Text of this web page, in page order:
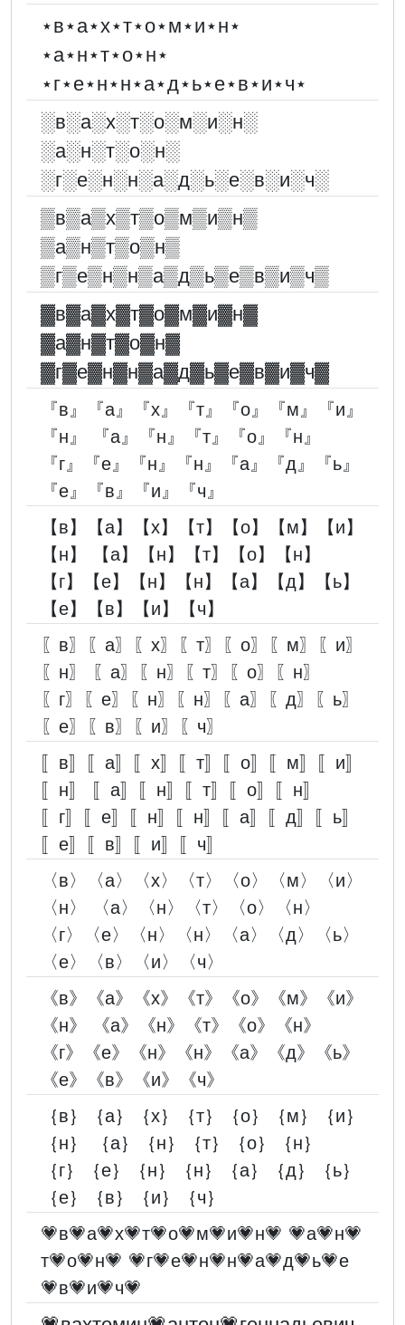
⋆в⋆а⋆х⋆т⋆о⋆м⋆и⋆н⋆
⋆а⋆н⋆т⋆о⋆н⋆
⋆г⋆е⋆н⋆н⋆а⋆д⋆ь⋆е⋆в⋆и⋆ч⋆
░︎в░︎а░︎х░︎т░︎о░︎м░︎и░︎н░︎
░︎а░︎н░︎т░︎о░︎н░︎
░︎г░︎е░︎н░︎н░︎а░︎д░︎ь░︎е░︎в░︎и░︎ч░︎
▒в▒а▒х▒т▒о▒м▒и▒н▒
▒а▒н▒т▒о▒н▒
▒г▒е▒н▒н▒а▒д▒ь▒е▒в▒и▒ч▒
▓︎в▓︎а▓︎х▓︎т▓︎о▓︎м▓︎и▓︎н▓︎
▓︎а▓︎н▓︎т▓︎о▓︎н▓︎
▓︎г▓︎е▓︎н▓︎н▓︎а▓︎д▓︎ь▓︎е▓︎в▓︎и▓︎ч▓︎
『в』『а』『х』『т』『о』『м』『и』
『н』 『а』『н』『т』『о』『н』
『г』『е』『н』『н』『а』『д』『ь』
『е』『в』『и』『ч』
【в】【а】【х】【т】【о】【м】【и】
【н】 【а】【н】【т】【о】【н】
【г】【е】【н】【н】【а】【д】【ь】
【е】【в】【и】【ч】
〖в〗〖а〗〖х〗〖т〗〖о〗〖м〗〖и〗
〖н〗 〖а〗〖н〗〖т〗〖о〗〖н〗
〖г〗〖е〗〖н〗〖н〗〖а〗〖д〗〖ь〗
〖е〗〖в〗〖и〗〖ч〗
〚в〛〚а〛〚х〛〚т〛〚о〛〚м〛〚и〛
〚н〛 〚а〛〚н〛〚т〛〚о〛〚н〛
〚г〛〚е〛〚н〛〚н〛〚а〛〚д〛〚ь〛
〚е〛〚в〛〚и〛〚ч〛
〈в〉〈а〉〈х〉〈т〉〈о〉〈м〉〈и〉
〈н〉 〈а〉〈н〉〈т〉〈о〉〈н〉
〈г〉〈е〉〈н〉〈н〉〈а〉〈д〉〈ь〉
〈е〉〈в〉〈и〉〈ч〉
《в》《а》《х》《т》《о》《м》《и》
《н》 《а》《н》《т》《о》《н》
《г》《е》《н》《н》《а》《д》《ь》
《е》《в》《и》《ч》
｛в｝｛а｝｛х｝｛т｝｛о｝｛м｝｛и｝
｛н｝ ｛а｝｛н｝｛т｝｛о｝｛н｝
｛г｝｛е｝｛н｝｛н｝｛а｝｛д｝｛ь｝
｛е｝｛в｝｛и｝｛ч｝
💗в💗а💗х💗т💗о💗м💗и💗н💗 💗а💗н💗
т💗о💗н💗 💗г💗е💗н💗н💗а💗д💗ь💗е
💗в💗и💗ч💗